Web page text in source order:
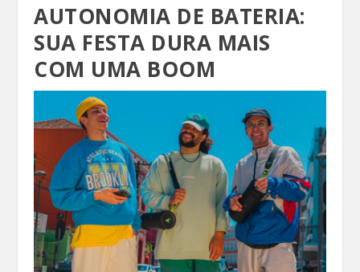
AUTONOMIA DE BATERIA:
SUA FESTA DURA MAIS
COM UMA BOOM